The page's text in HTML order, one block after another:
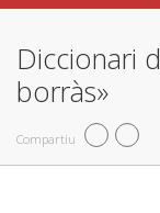
Diccionari
borràs»
Compartiu